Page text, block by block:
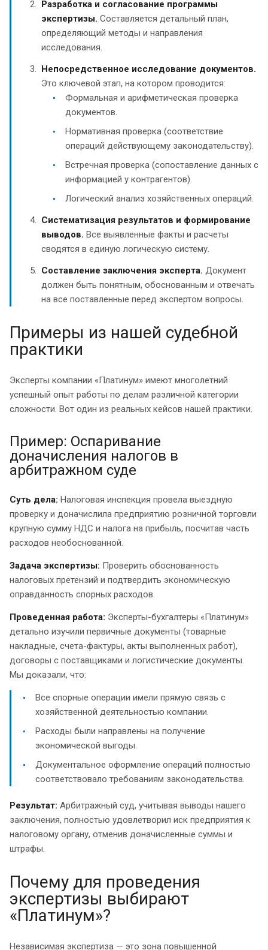
Разработка и согласование программы
экспертизы. Составляется детальный план,
определяющий методы и направления
исследования.
Непосредственное исследование документов.
Это ключевой этап, на котором проводится:
Формальная и арифметическая проверка
документов.
Нормативная проверка (соответствие
операций действующему законодательству).
Встречная проверка (сопоставление данных с
информацией у контрагентов).
Логический анализ хозяйственных операций.
Систематизация результатов и формирование
выводов. Все выявленные факты и расчеты
сводятся в единую логическую систему.
Составление заключения эксперта. Документ
должен быть понятным, обоснованным и отвечать
на все поставленные перед экспертом вопросы.
Примеры из нашей судебной
практики
Эксперты компании «Платинум» имеют многолетний
успешный опыт работы по делам различной категории
сложности. Вот один из реальных кейсов нашей практики.
Пример: Оспаривание
доначисления налогов в
арбитражном суде
Суть дела: Налоговая инспекция провела выездную
проверку и доначислила предприятию розничной торговли
крупную сумму НДС и налога на прибыль, посчитав часть
расходов необоснованной.
Задача экспертизы: Проверить обоснованность
налоговых претензий и подтвердить экономическую
оправданность спорных расходов.
Проведенная работа: Эксперты-бухгалтеры «Платинум»
детально изучили первичные документы (товарные
накладные, счета-фактуры, акты выполненных работ),
договоры с поставщиками и логистические документы.
Мы доказали, что:
Все спорные операции имели прямую связь с
хозяйственной деятельностью компании.
Расходы были направлены на получение
экономической выгоды.
Документальное оформление операций полностью
соответствовало требованиям законодательства.
Результат: Арбитражный суд, учитывая выводы нашего
заключения, полностью удовлетворил иск предприятия к
налоговому органу, отменив доначисленные суммы и
штрафы.
Почему для проведения
экспертизы выбирают
«Платинум»?
Независимая экспертиза — это зона повышенной